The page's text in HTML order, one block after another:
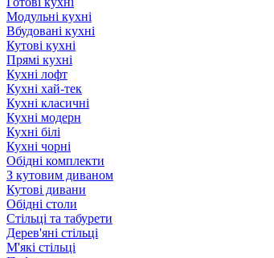
Модульні кухні
Вбудовані кухні
Кутові кухні
Прямі кухні
Кухні лофт
Кухні хай-тек
Кухні класичні
Кухні модерн
Кухні білі
Кухні чорні
Обідні комплекти
З кутовим диваном
Кутові дивани
Обідні столи
Стільці та табурети
Дерев'яні стільці
М'які стільці